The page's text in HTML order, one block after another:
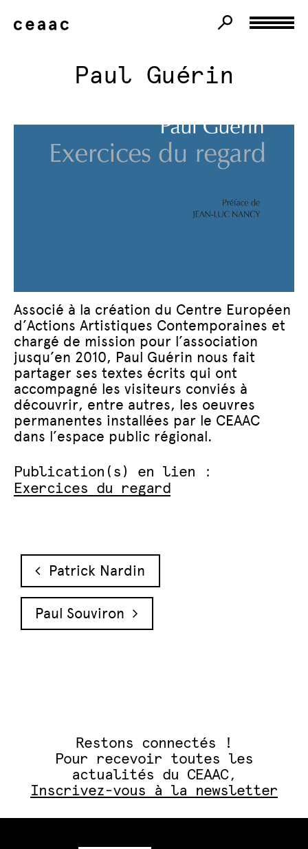
Paul Guérin
Associé à la création du Centre Européen
d’Actions Artistiques Contemporaines et
chargé de mission pour l’association
jusqu’en 2010, Paul Guérin nous fait
partager ses textes écrits qui ont
accompagné les visiteurs conviés à
découvrir, entre autres, les oeuvres
permanentes installées par le CEAAC
dans l’espace public régional.
Publication(s) en lien :
Exercices du regard
Navigation des articles
Patrick Nardin
Paul Souviron
Restons connectés !
Pour recevoir toutes les
actualités du CEAAC,
Inscrivez-vous à la newsletter